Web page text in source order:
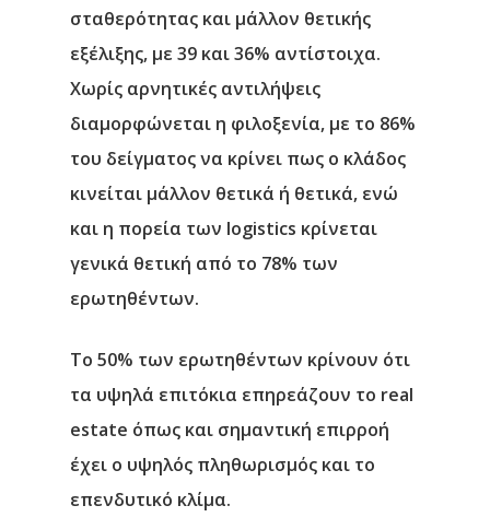
σταθερότητας και μάλλον θετικής
εξέλιξης, με 39 και 36% αντίστοιχα.
Χωρίς αρνητικές αντιλήψεις
διαμορφώνεται η φιλοξενία, με το 86%
του δείγματος να κρίνει πως ο κλάδος
κινείται μάλλον θετικά ή θετικά, ενώ
και η πορεία των logistics κρίνεται
γενικά θετική από το 78% των
ερωτηθέντων.
To 50% των ερωτηθέντων κρίνουν ότι
τα υψηλά επιτόκια επηρεάζουν το real
estate όπως και σημαντική επιρροή
έχει ο υψηλός πληθωρισμός και το
επενδυτικό κλίμα.